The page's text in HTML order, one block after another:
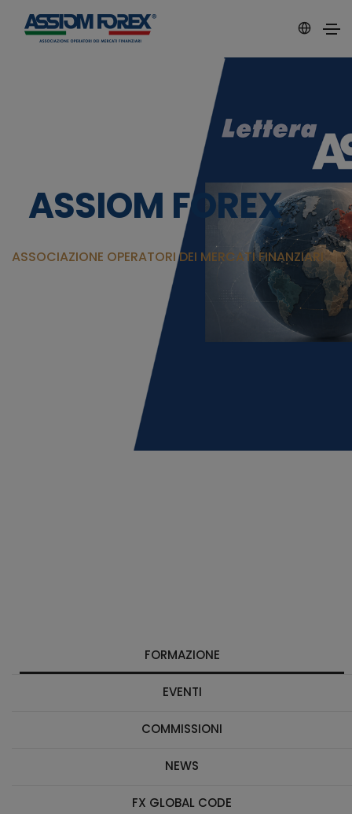
ASSIOM FOREX
ASSOCIAZIONE OPERATORI DEI MERCATI FINANZIARI
FORMAZIONE
EVENTI
COMMISSIONI
NEWS
FX GLOBAL CODE